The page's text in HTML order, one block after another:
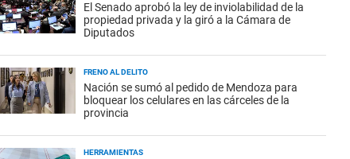
El Senado aprobó la ley de inviolabilidad de la
propiedad privada y la giró a la Cámara de
Diputados
FRENO AL DELITO
Nación se sumó al pedido de Mendoza para
bloquear los celulares en las cárceles de la
provincia
HERRAMIENTAS